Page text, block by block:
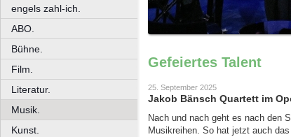
engels zahl-ich.
ABO.
Bühne.
Film.
Literatur.
Musik.
Kunst.
Gefeiertes Talent
25. September 2025
Jakob Bänsch Quartett im
Nach und nach geht es nach den
Musikreihen. So hat jetzt auch